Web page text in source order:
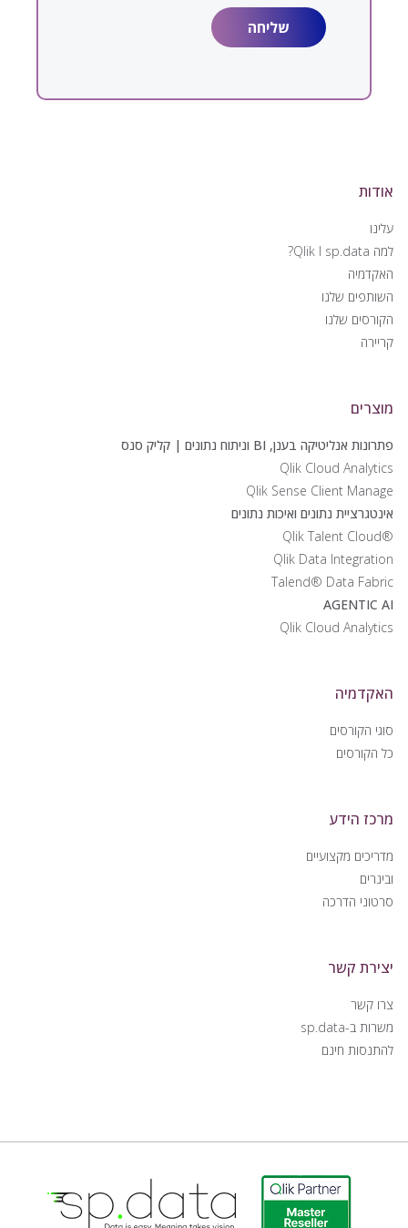
אודות
עלינו
למה Qlik I sp.data?
האקדמיה
השותפים שלנו
הקורסים שלנו
קריירה
מוצרים
פתרונות אנליטיקה בענן, BI וניתוח נתונים | קליק סנס
Qlik Cloud Analytics
Qlik Sense Client Manage
אינטגרציית נתונים ואיכות נתונים
®Qlik Talent Cloud
Qlik Data Integration
Talend® Data Fabric
AGENTIC AI
Qlik Cloud Analytics
האקדמיה
סוגי הקורסים
כל הקורסים
מרכז הידע
מדריכים מקצועיים
ובינרים
סרטוני הדרכה
יצירת קשר
צרו קשר
משרות ב-sp.data
להתנסות חינם